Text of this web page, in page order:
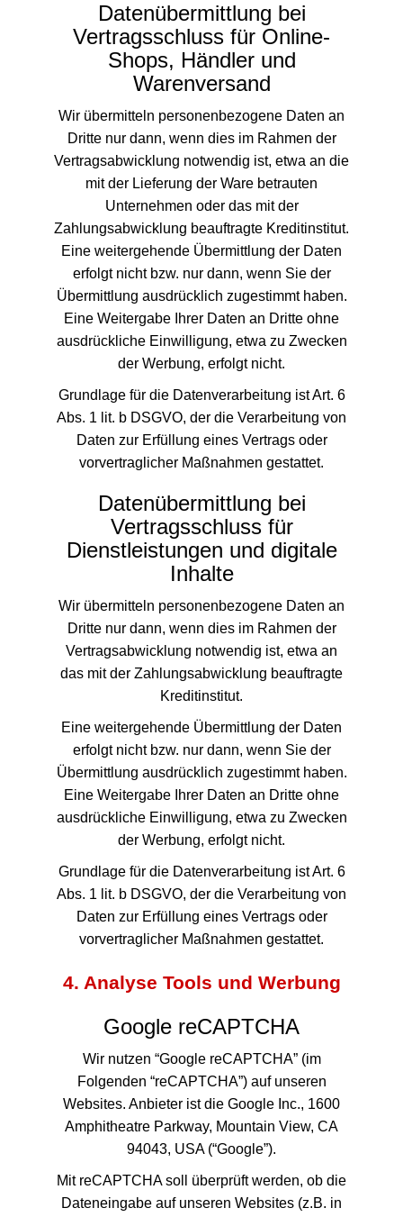
Datenübermittlung bei
Vertragsschluss für Online-
Shops, Händler und
Warenversand
Wir übermitteln personenbezogene Daten an
Dritte nur dann, wenn dies im Rahmen der
Vertragsabwicklung notwendig ist, etwa an die
mit der Lieferung der Ware betrauten
Unternehmen oder das mit der
Zahlungsabwicklung beauftragte Kreditinstitut.
Eine weitergehende Übermittlung der Daten
erfolgt nicht bzw. nur dann, wenn Sie der
Übermittlung ausdrücklich zugestimmt haben.
Eine Weitergabe Ihrer Daten an Dritte ohne
ausdrückliche Einwilligung, etwa zu Zwecken
der Werbung, erfolgt nicht.
Grundlage für die Datenverarbeitung ist Art. 6
Abs. 1 lit. b DSGVO, der die Verarbeitung von
Daten zur Erfüllung eines Vertrags oder
vorvertraglicher Maßnahmen gestattet.
Datenübermittlung bei
Vertragsschluss für
Dienstleistungen und digitale
Inhalte
Wir übermitteln personenbezogene Daten an
Dritte nur dann, wenn dies im Rahmen der
Vertragsabwicklung notwendig ist, etwa an
das mit der Zahlungsabwicklung beauftragte
Kreditinstitut.
Eine weitergehende Übermittlung der Daten
erfolgt nicht bzw. nur dann, wenn Sie der
Übermittlung ausdrücklich zugestimmt haben.
Eine Weitergabe Ihrer Daten an Dritte ohne
ausdrückliche Einwilligung, etwa zu Zwecken
der Werbung, erfolgt nicht.
Grundlage für die Datenverarbeitung ist Art. 6
Abs. 1 lit. b DSGVO, der die Verarbeitung von
Daten zur Erfüllung eines Vertrags oder
vorvertraglicher Maßnahmen gestattet.
4. Analyse Tools und Werbung
Google reCAPTCHA
Wir nutzen “Google reCAPTCHA” (im
Folgenden “reCAPTCHA”) auf unseren
Websites. Anbieter ist die Google Inc., 1600
Amphitheatre Parkway, Mountain View, CA
94043, USA (“Google”).
Mit reCAPTCHA soll überprüft werden, ob die
Dateneingabe auf unseren Websites (z.B. in